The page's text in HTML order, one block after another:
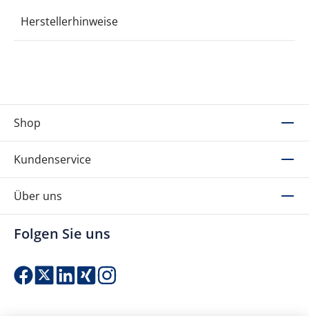
Herstellerhinweise
Shop
Kundenservice
Über uns
Folgen Sie uns